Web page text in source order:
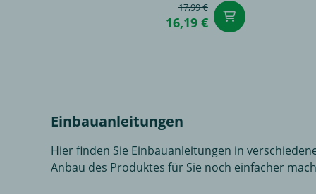
17,99 €
16,19 €
Einbauanleitungen
Hier finden Sie Einbauanleitungen in
Anbau des Produktes für Sie noch einfacher